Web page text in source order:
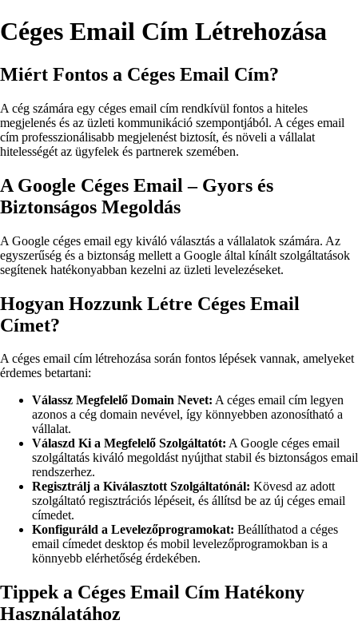
Céges Email Cím Létrehozása
Miért Fontos a Céges Email Cím?
A cég számára egy céges email cím rendkívül fontos a hiteles
megjelenés és az üzleti kommunikáció szempontjából. A céges email
cím professzionálisabb megjelenést biztosít, és növeli a vállalat
hitelességét az ügyfelek és partnerek szemében.
A Google Céges Email – Gyors és
Biztonságos Megoldás
A Google céges email egy kiváló választás a vállalatok számára. Az
egyszerűség és a biztonság mellett a Google által kínált szolgáltatások
segítenek hatékonyabban kezelni az üzleti levelezéseket.
Hogyan Hozzunk Létre Céges Email
Címet?
A céges email cím létrehozása során fontos lépések vannak, amelyeket
érdemes betartani:
Válassz Megfelelő Domain Nevet: A céges email cím legyen
azonos a cég domain nevével, így könnyebben azonosítható a
vállalat.
Válaszd Ki a Megfelelő Szolgáltatót: A Google céges email
szolgáltatás kiváló megoldást nyújthat stabil és biztonságos email
rendszerhez.
Regisztrálj a Kiválasztott Szolgáltatónál: Kövesd az adott
szolgáltató regisztrációs lépéseit, és állítsd be az új céges email
címedet.
Konfiguráld a Levelezőprogramokat: Beállíthatod a céges
email címedet desktop és mobil levelezőprogramokban is a
könnyebb elérhetőség érdekében.
Tippek a Céges Email Cím Hatékony
Használatához